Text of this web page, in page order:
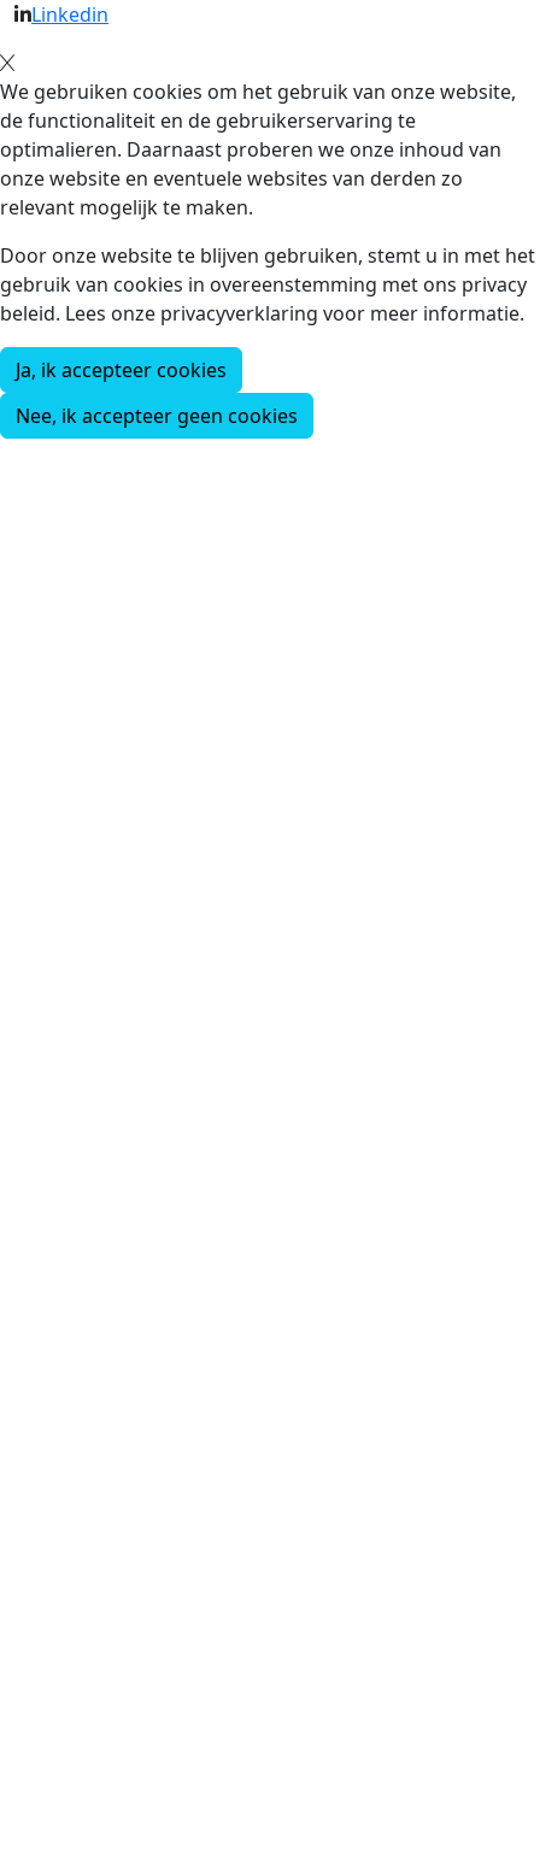
Linkedin
We gebruiken cookies om het gebruik van onze website,
de functionaliteit en de gebruikerservaring te
optimalieren. Daarnaast proberen we onze inhoud van
onze website en eventuele websites van derden zo
relevant mogelijk te maken.
Door onze website te blijven gebruiken, stemt u in met het
gebruik van cookies in overeenstemming met ons privacy
beleid. Lees onze privacyverklaring voor meer informatie.
Ja, ik accepteer cookies
Nee, ik accepteer geen cookies